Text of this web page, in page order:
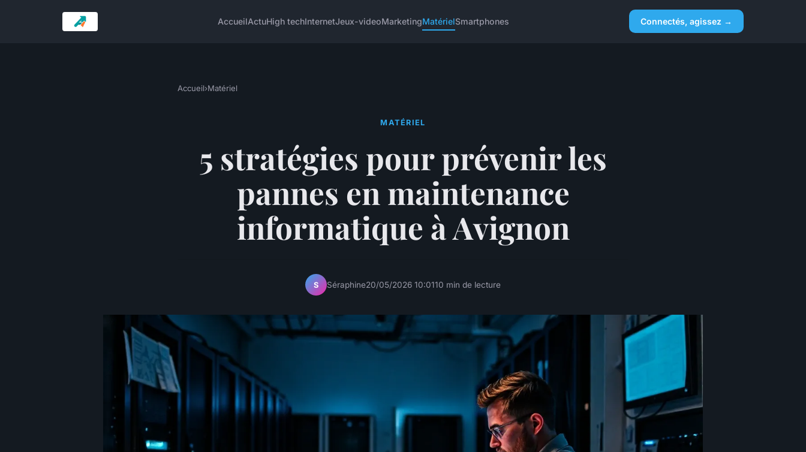
AccueilActuHigh techInternetJeux-videoMarketingMatérielSmartphones Connectés, agissez →
Accueil›Matériel
MATÉRIEL
5 stratégies pour prévenir les
pannes en maintenance
informatique à Avignon
S Séraphine20/05/2026 10:0110 min de lecture